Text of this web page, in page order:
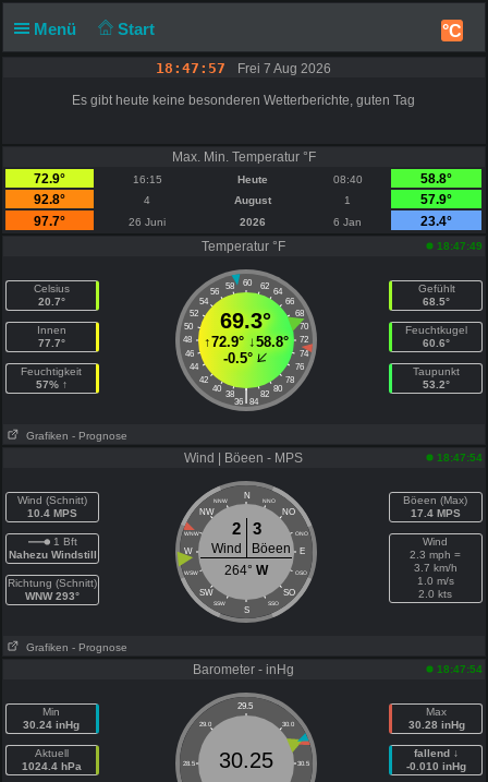
Menü Start °C
18:47:57 Frei 7 Aug 2026
Es gibt heute keine besonderen Wetterberichte, guten Tag
Max. Min. Temperatur °F
72.9°
16:15 Heute 08:40
58.8°
92.8°
4 August 1
57.9°
97.7°
26 Juni 2026 6 Jan
23.4°
Temperatur °F
18:47:49
Celsius
20.7°
Innen
77.7°
Feuchtigkeit
57% ↑
60
58 62
56
64
54
66
52
68
50
70
48
72
46
74
44
76
42
78
40
80
38 82
|
36 84
69.3°
↑72.9°↓58.8°
-0.5°
Gefühlt
68.5°
Feuchtkugel
60.6°
Taupunkt
53.2°
Grafiken - Prognose
Wind | Böeen - MPS 18:47:54
Wind (Schnitt)
10.4 MPS
1 Bft
Nahezu Windstill
Richtung (Schnitt)
WNW 293°
N
NNW NNO
NW NO
WNW ONO
W E
WSW OSO
SW SO
SSW SSO
S
2 3
Wind
Böeen
264° W
Böeen (Max)
17.4 MPS
Wind
2.3 mph =
3.7 km/h
1.0 m/s
2.0 kts
Grafiken - Prognose
Barometer - inHg 18:47:54
Min
30.24 inHg
Aktuell
1024.4 hPa
29.5
29.0 30.0
28.5 30.5
30.25
Max
30.28 inHg
fallend ↓
-0.010 inHg